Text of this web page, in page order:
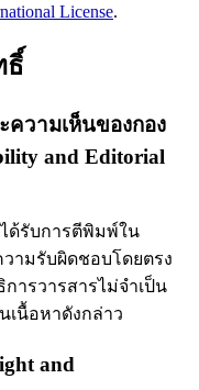
License.
ธิ์
ความเห็นของกอง
and Editorial
ด้รับการตีพิมพ์ใน
วามรับผิดชอบโดยตรง
ารวารสารไม่จำเป็น
เนื้อหาดังกล่าว
and